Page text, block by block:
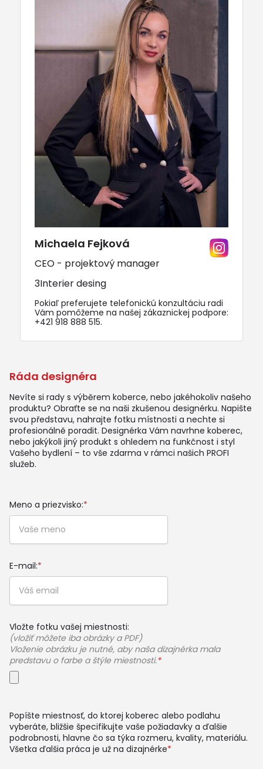
Ráda designéra
Nevíte si rady s výběrem koberce, nebo jakéhokoliv našeho
produktu? Obraťte se na naši zkušenou designérku. Napište
svou představu, nahrajte fotku místnosti a nechte si
profesionálně poradit. Designérka Vám navrhne koberec,
nebo jakýkoli jiný produkt s ohledem na funkčnost i styl
Vašeho bydlení – to vše zdarma v rámci našich PROFI
služeb.
Meno a priezvisko:*
E-mail:*
Vložte fotku vašej miestnosti:
(vložiť môžete iba obrázky a PDF)
Vloženie obrázku je nutné, aby naša dizajnérka mala
predstavu o farbe a štýle miestnosti.*
Popíšte miestnosť, do ktorej koberec alebo podlahu
vyberáte, bližšie špecifikujte vaše požiadavky a ďalšie
podrobnosti, hlavne čo sa týka rozmeru, kvality, materiálu.
Všetka ďalšia práca je už na dizajnérke*
Michaela Fejková
CEO - projektový manager
3Interier desing
Pokiaľ preferujete telefonickú konzultáciu radi
Vám pomôžeme na našej zákaznickej podpore:
+421 918 888 515.